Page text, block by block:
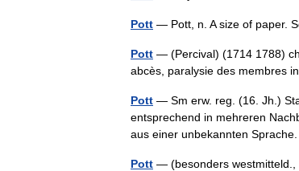
Pott — Pott, n. A size of paper.
Pott — (Percival) (1714 1788)
abcès, paralysie des membres
Pott — Sm erw. reg. (16. Jh.)
entsprechend in mehreren
aus einer unbekannten
Pott — (besonders westmitteld.,